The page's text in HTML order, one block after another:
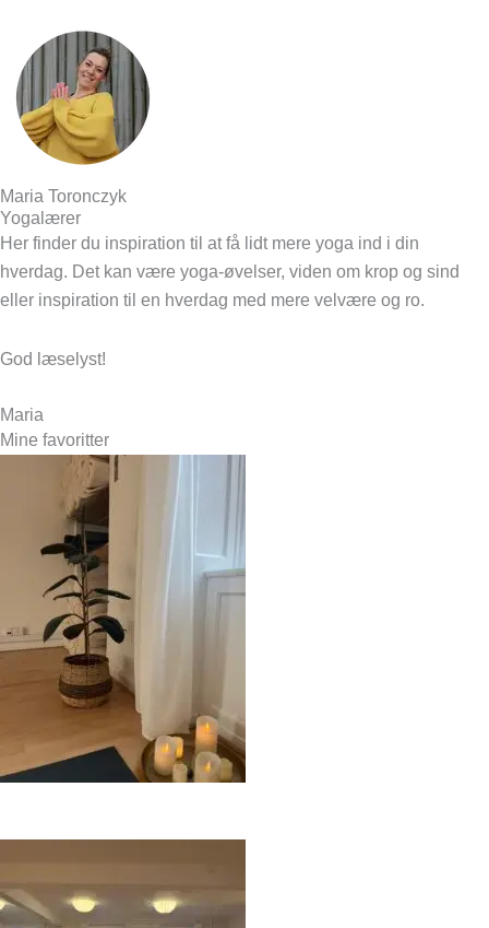
Maria Toronczyk
Yogalærer
Her finder du inspiration til at få lidt mere yoga ind i din
hverdag. Det kan være yoga-øvelser, viden om krop og sind
eller inspiration til en hverdag med mere velvære og ro.
God læselyst!
Maria
Mine favoritter